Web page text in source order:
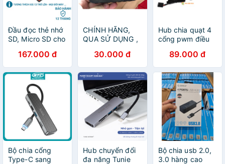
Đầu đọc thẻ nhớ
SD, Micro SD cho
167.000 đ
CHÍNH HÃNG,
QUA SỬ DỤNG ,
usb2.0 7 cổng D-
Link DUB-H7/EW
+ HUB 4 CỔNG -
5 cổng
30.000 đ
Hub chia quạt 4
cổng pwm điều
case PWM 4
cổng chính hãng
Sama
89.000 đ
Bộ chia cổng
Type-C sang
Hub chuyển đổi
đa năng Tunie
Bộ chia usb 2.0,
3.0 hàng cao